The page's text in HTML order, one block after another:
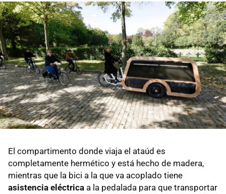
El compartimento donde viaja el ataúd es
completamente hermético y está hecho de madera,
mientras que la bici a la que va acoplado tiene
asistencia eléctrica a la pedalada para que transportar